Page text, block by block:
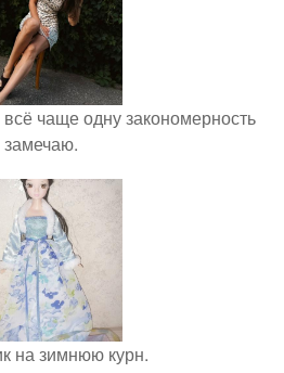
чаще одну закономерность
замечаю.
на зимнюю курн.